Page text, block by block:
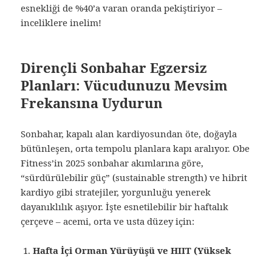
esnekliği de %40’a varan oranda pekiştiriyor –
inceliklere inelim!
Dirençli Sonbahar Egzersiz
Planları: Vücudunuzu Mevsim
Frekansına Uydurun
Sonbahar, kapalı alan kardiyosundan öte, doğayla
bütünleşen, orta tempolu planlara kapı aralıyor. Obe
Fitness’in 2025 sonbahar akımlarına göre,
“sürdürülebilir güç” (sustainable strength) ve hibrit
kardiyo gibi stratejiler, yorgunluğu yenerek
dayanıklılık aşıyor. İşte esnetilebilir bir haftalık
çerçeve – acemi, orta ve usta düzey için:
Hafta İçi Orman Yürüyüşü ve HIIT (Yüksek